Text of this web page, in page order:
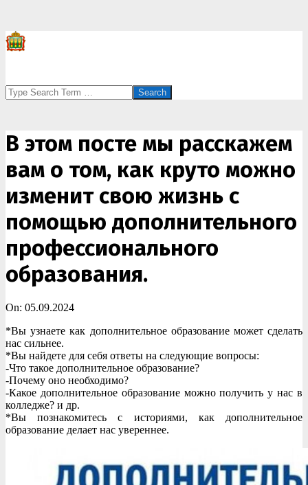
Search
В этом посте мы расскажем
вам о том, как круто можно
изменит свою жизнь с
помощью дополнительного
профессионального
образования.
On: 05.09.2024
*Вы узнаете как дополнительное образование может сделать
нас сильнее.
*Вы найдете для себя ответы на следующие вопросы:
-Что такое дополнительное образование?
-Почему оно необходимо?
-Какое дополнительное образование можно получить у нас в
колледже? и др.
*Вы познакомитесь с историями, как дополнительное
образование делает нас увереннее.